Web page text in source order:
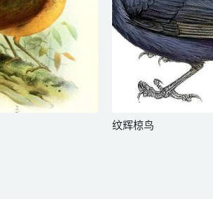
纹辉椋鸟